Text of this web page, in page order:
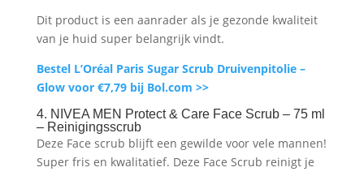
Dit product is een aanrader als je gezonde kwaliteit
van je huid super belangrijk vindt.
Bestel L’Oréal Paris Sugar Scrub Druivenpitolie –
Glow voor €7,79 bij Bol.com >>
4. NIVEA MEN Protect & Care Face Scrub – 75 ml
– Reinigingsscrub
Deze Face scrub blijft een gewilde voor vele mannen!
Super fris en kwalitatief. Deze Face Scrub reinigt je